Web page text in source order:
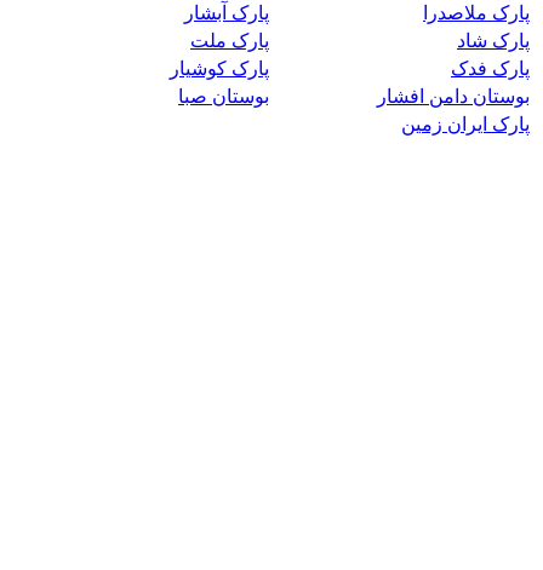
پارک ملاصدرا
پارک آبشار
پارک شاد
پارک ملت
پارک فدک
پارک کوشیار
بوستان دامن افشار
بوستان صبا
پارک ایران زمین